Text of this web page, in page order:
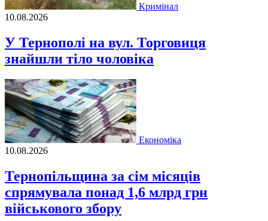
Кримінал
10.08.2026
У Тернополі на вул. Торговиця
знайшли тіло чоловіка
Економіка
10.08.2026
Тернопільщина за сім місяців
спрямувала понад 1,6 млрд грн
військового збору